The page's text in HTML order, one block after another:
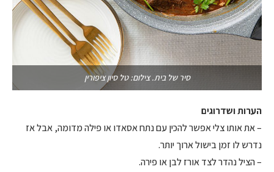
סיר של בית. צילום: טל סיון ציפורין
הערות ושדרוגים
– את אותו צלי אפשר להכין עם נתח אסאדו או פילה מדומה, אבל אז
נדרש לו זמן בישול ארוך יותר.
– הציל נהדר לצד אורז לבן או פירה.